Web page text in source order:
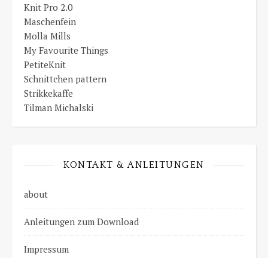
Knit Pro 2.0
Maschenfein
Molla Mills
My Favourite Things
PetiteKnit
Schnittchen pattern
Strikkekaffe
Tilman Michalski
KONTAKT & ANLEITUNGEN
about
Anleitungen zum Download
Impressum